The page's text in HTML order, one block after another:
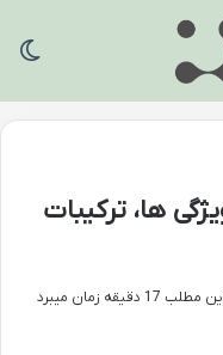
ها، ترکیبات
دقیقه زمان میبرد